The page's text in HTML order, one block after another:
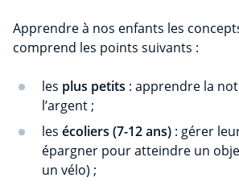
Apprendre à nos enfants les
comprend les points suivants :
les plus petits : apprendre la
l’argent ;
les écoliers (7-12 ans) : gérer
épargner pour atteindre un
un vélo) ;